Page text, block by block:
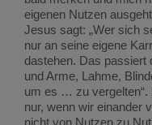
eigenen Nutzen
Jesus sagt: „Wer sich
nur an seine eigene
dastehen. Das passiert
und Arme, Lahme,
um es … zu vergelten“.
nur, wenn wir einander
nicht von Nutzen zu